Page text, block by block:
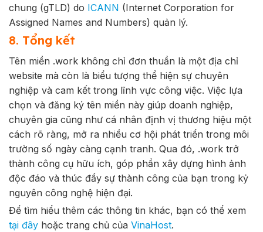
chung (gTLD) do ICANN (Internet Corporation for
Assigned Names and Numbers) quản lý.
8. Tổng kết
Tên miền .work không chỉ đơn thuần là một địa chỉ
website mà còn là biểu tượng thể hiện sự chuyên
nghiệp và cam kết trong lĩnh vực công việc. Việc lựa
chọn và đăng ký tên miền này giúp doanh nghiệp,
chuyên gia cũng như cá nhân định vị thương hiệu một
cách rõ ràng, mở ra nhiều cơ hội phát triển trong môi
trường số ngày càng cạnh tranh. Qua đó, .work trở
thành công cụ hữu ích, góp phần xây dựng hình ảnh
độc đáo và thúc đẩy sự thành công của bạn trong kỷ
nguyên công nghệ hiện đại.
Để tìm hiểu thêm các thông tin khác, bạn có thể xem
tại đây hoặc trang chủ của VinaHost.